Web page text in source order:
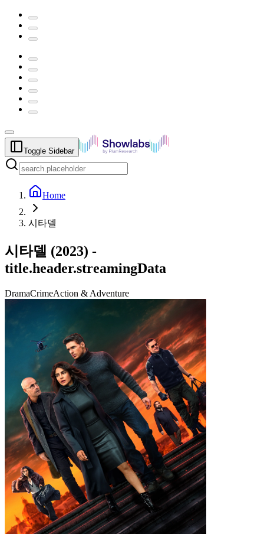
Toggle Sidebar
Home
시타델
시타델 (2023) -
title.header.streamingData
DramaCrimeAction & Adventure